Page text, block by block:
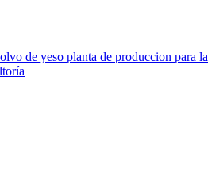
de yeso planta de produccion para